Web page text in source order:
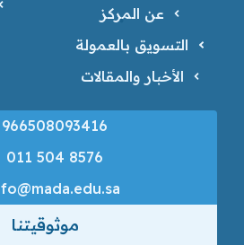
عن المركز
التسويق بالعمولة
الأخبار والمقالات
966508093416
‎011 504 8576
موثوقيتنا